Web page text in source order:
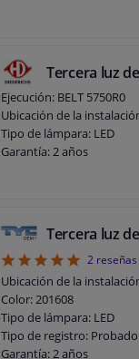
Tercera luz
Ejecución: BELT 5750R0
Ubicación de la
Tipo de lámpara: LED
Garantía: 2 años
Tercera luz
52 reseñas
Ubicación de la
Color: 201608
Tipo de lámpara: LED
Tipo de registro: Probado
Garantía: 2 años